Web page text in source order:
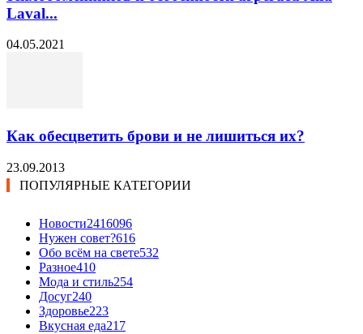
Laval...
04.05.2021
Как обесцветить брови и не лишиться их?
23.09.2013
ПОПУЛЯРНЫЕ КАТЕГОРИИ
Новости2416096
Нужен совет?616
Обо всём на свете532
Разное410
Мода и стиль254
Досуг240
Здоровье223
Вкусная еда217